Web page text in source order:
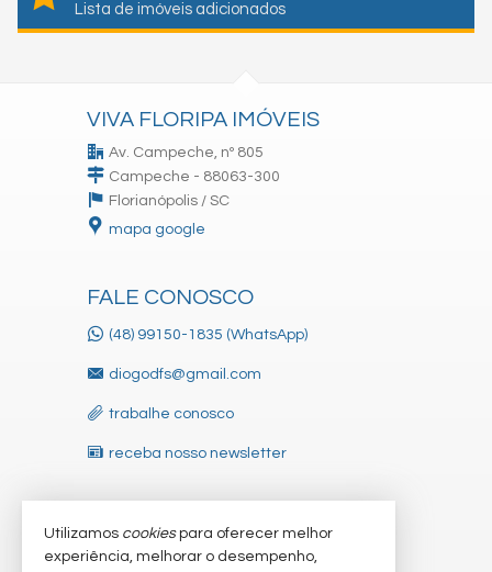
Lista de imóveis adicionados
VIVA FLORIPA IMÓVEIS
Av. Campeche, nº 805
Campeche - 88063-300
Florianópolis / SC
mapa google
FALE CONOSCO
(48) 99150-1835 (WhatsApp)
diogodfs@gmail.com
trabalhe conosco
receba nosso newsletter
VEJA MAIS
Utilizamos cookiespara oferecer melhor
experiência, melhorar o desempenho,